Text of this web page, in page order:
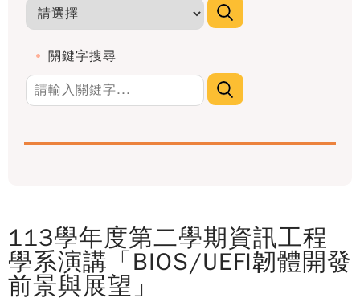
關鍵字搜尋
113學年度第二學期資訊工程
學系演講「BIOS/UEFI韌體開發
前景與展望」